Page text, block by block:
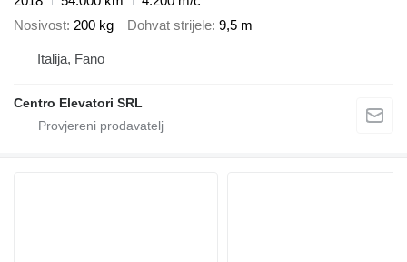
Nosivost 200 kg Dohvat strijele 9,5 m
Italija, Fano
Centro Elevatori SRL